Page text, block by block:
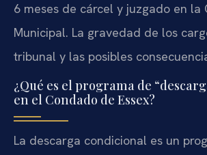
6 meses de cárcel y juzgado en la
Municipal. La gravedad de los
tribunal y las posibles
¿Qué es el programa de
en el Condado de Essex?
La descarga condicional es un